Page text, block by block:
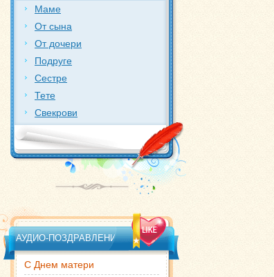
Маме
От сына
От дочери
Подруге
Сестре
Тете
Свекрови
АУДИО-ПОЗДРАВЛЕНИЯ
С Днем матери